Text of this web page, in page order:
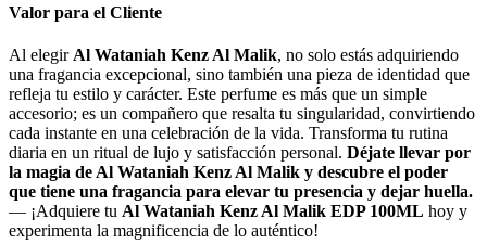
Valor para el Cliente
Al elegir Al Wataniah Kenz Al Malik, no solo estás adquiriendo
una fragancia excepcional, sino también una pieza de identidad que
refleja tu estilo y carácter. Este perfume es más que un simple
accesorio; es un compañero que resalta tu singularidad, convirtiendo
cada instante en una celebración de la vida. Transforma tu rutina
diaria en un ritual de lujo y satisfacción personal. Déjate llevar por
la magia de Al Wataniah Kenz Al Malik y descubre el poder
que tiene una fragancia para elevar tu presencia y dejar huella.
— ¡Adquiere tu Al Wataniah Kenz Al Malik EDP 100ML hoy y
experimenta la magnificencia de lo auténtico!